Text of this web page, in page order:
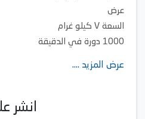
عرض
السعة ٧ كيلو غرام
1000 دورة في الدقيقة
عرض المزيد ....
انشر